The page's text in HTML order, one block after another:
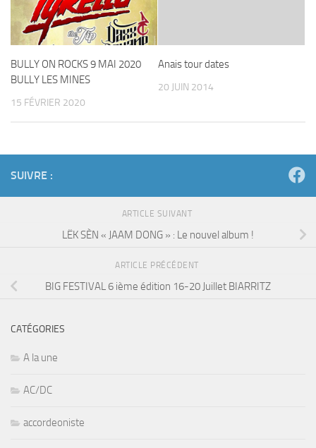
BULLY ON ROCKS 9 MAI 2020
BULLY LES MINES
15 FÉVRIER 2020
Anais tour dates
20 JUIN 2014
SUIVRE :
ARTICLE SUIVANT
LËK SÈN « JAAM DONG » : Le nouvel album !
ARTICLE PRÉCÉDENT
BIG FESTIVAL 6 ième édition 16-20 Juillet BIARRITZ
CATÉGORIES
A la une
AC/DC
accordeoniste